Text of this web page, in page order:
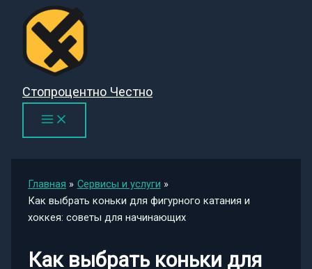
Перейти
содержимому
Стопроцентно Честно
Главная
Сервисы и услуги
Как выбрать коньки для фигурного катания и
хоккея: советы для начинающих
Как выбрать коньки для